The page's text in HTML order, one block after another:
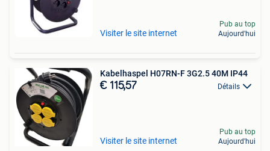
Visiter le site internet
Pub au top
Aujourd'hui
Kabelhaspel H07RN-F 3G2.5 40M IP44
€ 115,57 Détails
Visiter le site internet
Pub au top
Aujourd'hui